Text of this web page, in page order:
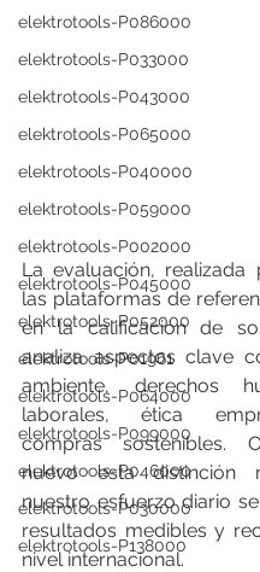
elektrotools-P086000
elektrotools-P033000
elektrotools-P043000
elektrotools-P065000
elektrotools-P040000
elektrotools-P059000
elektrotools-P002000
elektrotools-P045000
elektrotools-P052000
elektrotools-P01961
elektrotools-P064000
elektrotools-P099000
elektrotools-P046000
elektrotools-P030000
elektrotools-P138000
La evaluación,
las plataformas de
en la calificación de
analiza aspectos clave
ambiente, derechos
laborales, ética
compras sostenibles.
nuevo esta distinción
nuestro esfuerzo diario
resultados medibles y
nivel internacional.